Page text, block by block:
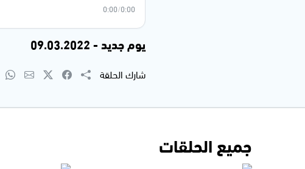
0:00
/
0:00
يوم جديد - 09.03.2022
شارك الحلقة
جميع الحلقات